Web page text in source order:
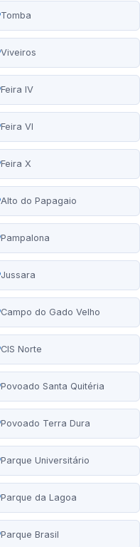
Tomba
Viveiros
Feira IV
Feira VI
Feira X
Alto do Papagaio
Pampalona
Jussara
Campo do Gado Velho
CIS Norte
Povoado Santa Quitéria
Povoado Terra Dura
Parque Universitário
Parque da Lagoa
Parque Brasil